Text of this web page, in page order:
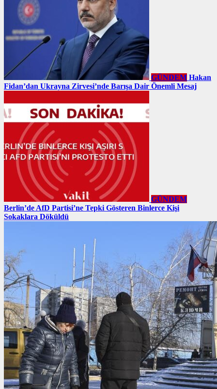
GÜNDEM Hakan
Fidan’dan Ukrayna Zirvesi’nde Barışa Dair Önemli Mesaj
GÜNDEM
Berlin’de AfD Partisi’ne Tepki Gösteren Binlerce Kişi
Sokaklara Döküldü